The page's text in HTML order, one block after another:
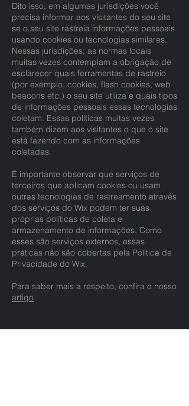
Dito isso, em algumas jurisdições você
precisa informar aos visitantes do seu site
se o seu site rastreia informações pessoais
usando cookies ou tecnologias similares.
Nessas jurisdições, as normas locais
muitas vezes contemplam a obrigação de
esclarecer quais ferramentas de rastreio
(por exemplo, cookies, flash cookies, web
beacons etc.) o seu site utiliza e quais tipos
de informações pessoais essas tecnologias
coletam. Essas políticas muitas vezes
também dizem aos visitantes o que o site
está fazendo com as informações
coletadas.
É importante observar que serviços de
terceiros que aplicam cookies ou usam
outras tecnologias de rastreamento através
dos serviços do Wix podem ter suas
próprias políticas de coleta e
armazenamento de informações. Como
esses são serviços externos, essas
práticas não são cobertas pela Política de
Privacidade do Wix.
Para saber mais a respeito, confira o nosso
artigo.